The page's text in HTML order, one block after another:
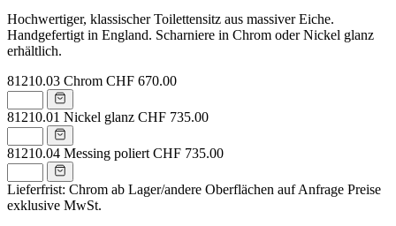
Hochwertiger, klassischer Toilettensitz aus massiver Eiche.
Handgefertigt in England. Scharniere in Chrom oder Nickel glanz
erhältlich.
81210.03 Chrom CHF 670.00
81210.01 Nickel glanz CHF 735.00
81210.04 Messing poliert CHF 735.00
Lieferfrist: Chrom ab Lager/andere Oberflächen auf Anfrage Preise
exklusive MwSt.